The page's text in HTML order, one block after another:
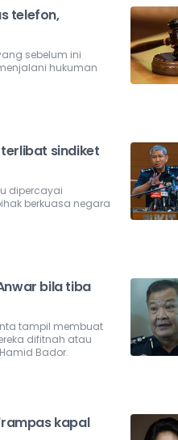
telefon,
sebelum ini
hukuman
sindiket
dipercayai
berkuasa negara
bila tiba
tampil membuat
difitnah atau
Bador.
kapal